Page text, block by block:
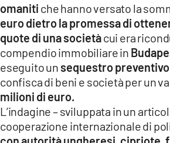
omaniti che hanno versato la
euro dietro la promessa di
quote di una societàcui era
compendio immobiliare in
eseguito un sequestro preventivo
confisca di beni e società per un
milioni di euro.
L’indagine – sviluppata in un
cooperazione internazionale di